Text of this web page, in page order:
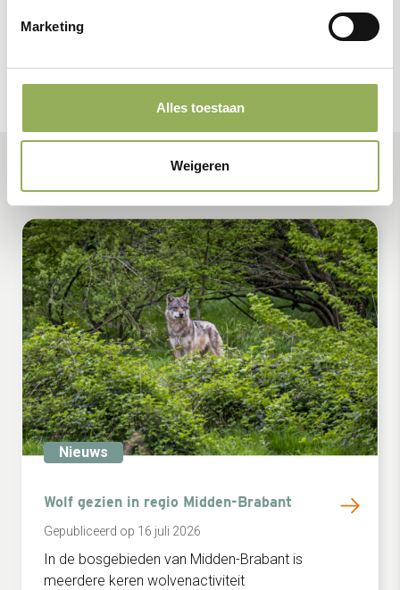
Marketing
Alles toestaan
Weigeren
Nieuws
Wolf gezien in regio Midden-Brabant
Gepubliceerd op 16 juli 2026
In de bosgebieden van Midden-Brabant is
meerdere keren wolvenactiviteit